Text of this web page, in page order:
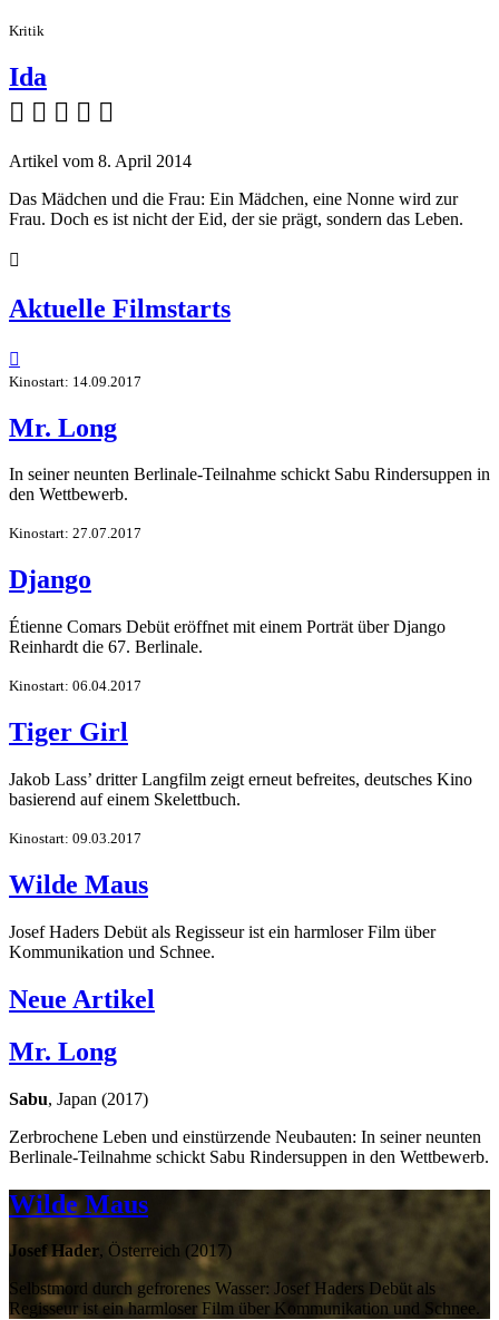
Kritik
Ida
    
Artikel vom 8. April 2014
Das Mädchen und die Frau: Ein Mädchen, eine Nonne wird zur
Frau. Doch es ist nicht der Eid, der sie prägt, sondern das Leben.

Aktuelle Filmstarts

Kinostart: 14.09.2017
Mr. Long
In seiner neunten Berlinale-Teilnahme schickt Sabu Rindersuppen in
den Wettbewerb.
Kinostart: 27.07.2017
Django
Étienne Comars Debüt eröffnet mit einem Porträt über Django
Reinhardt die 67. Berlinale.
Kinostart: 06.04.2017
Tiger Girl
Jakob Lass’ dritter Langfilm zeigt erneut befreites, deutsches Kino
basierend auf einem Skelettbuch.
Kinostart: 09.03.2017
Wilde Maus
Josef Haders Debüt als Regisseur ist ein harmloser Film über
Kommunikation und Schnee.
Neue Artikel
Mr. Long
Sabu, Japan (2017)
Zerbrochene Leben und einstürzende Neubauten: In seiner neunten
Berlinale-Teilnahme schickt Sabu Rindersuppen in den Wettbewerb.
Wilde Maus
Josef Hader, Österreich (2017)
Selbstmord durch gefrorenes Wasser: Josef Haders Debüt als
Regisseur ist ein harmloser Film über Kommunikation und Schnee.